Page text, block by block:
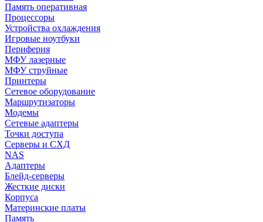
Память оперативная
Процессоры
Устройства охлаждения
Игровые ноутбуки
Периферия
МФУ лазерные
МФУ струйные
Принтеры
Сетевое оборудование
Маршрутизаторы
Модемы
Сетевые адаптеры
Точки доступа
Серверы и СХД
NAS
Адаптеры
Блейд-серверы
Жесткие диски
Корпуса
Материнские платы
Память